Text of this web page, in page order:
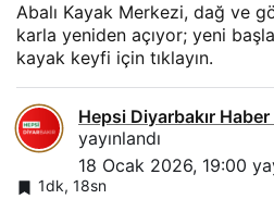
Abalı Kayak Merkezi, dağ ve
karla yeniden açıyor; yeni
kayak keyfi için tıklayın.
Hepsi Diyarbakır
yayınlandı
18 Ocak 2026, 19:00
1dk, 18sn